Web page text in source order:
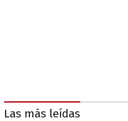
Las más leídas